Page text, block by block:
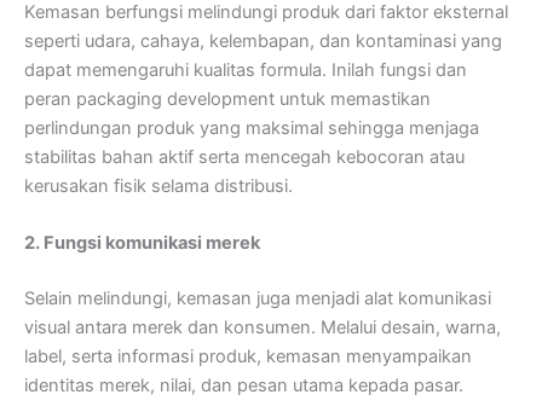
Kemasan berfungsi melindungi produk dari faktor eksternal
seperti udara, cahaya, kelembapan, dan kontaminasi yang
dapat memengaruhi kualitas formula. Inilah fungsi dan
peran packaging development untuk memastikan
perlindungan produk yang maksimal sehingga menjaga
stabilitas bahan aktif serta mencegah kebocoran atau
kerusakan fisik selama distribusi.
2. Fungsi komunikasi merek
Selain melindungi, kemasan juga menjadi alat komunikasi
visual antara merek dan konsumen. Melalui desain, warna,
label, serta informasi produk, kemasan menyampaikan
identitas merek, nilai, dan pesan utama kepada pasar.